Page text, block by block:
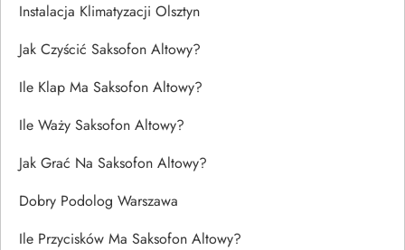
Instalacja Klimatyzacji Olsztyn
Jak Czyścić Saksofon Altowy?
Ile Klap Ma Saksofon Altowy?
Ile Waży Saksofon Altowy?
Jak Grać Na Saksofon Altowy?
Dobry Podolog Warszawa
Ile Przycisków Ma Saksofon Altowy?